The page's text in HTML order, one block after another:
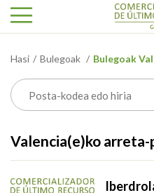
Hasi Bulegoak Bulegoak
Valencia(e)ko